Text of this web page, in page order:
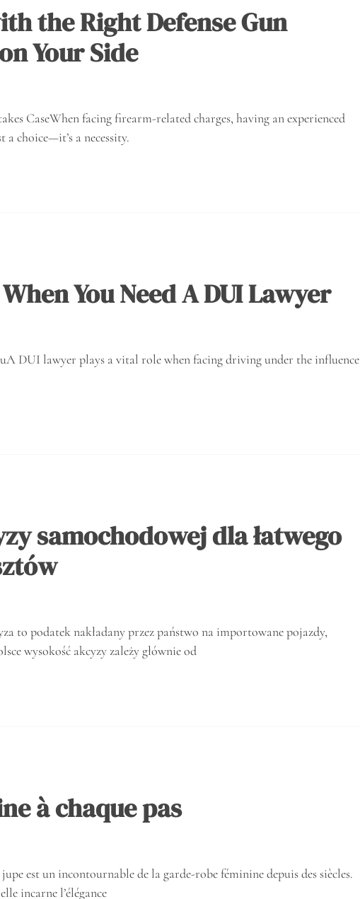
the Right Defense Gun
Your Side
CaseWhen facing firearm-related charges, having an experienced
choice—it’s a necessity.
You Need A DUI Lawyer
DUI lawyer plays a vital role when facing driving under the influence
samochodowej dla łatwego
to podatek nakładany przez państwo na importowane pojazdy,
wysokość akcyzy zależy głównie od
à chaque pas
est un incontournable de la garde-robe féminine depuis des siècles.
incarne l’élégance